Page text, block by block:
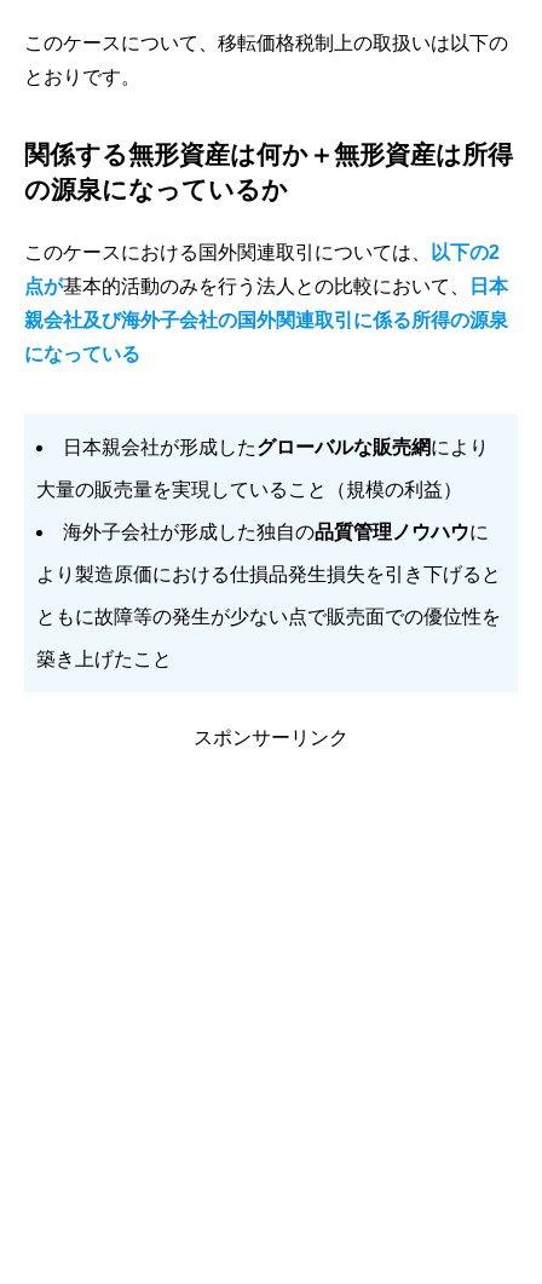
このケースについて、移転価格税制上の取扱いは以下の
とおりです。
関係する無形資産は何か＋無形資産は所得
の源泉になっているか
このケースにおける国外関連取引については、
以下の2
点が基本的活動のみを行う法人との比較において、
日本
親会社及び海外子会社の国外関連取引に係る所得の源泉
になっている
日本親会社が形成したグローバルな販売網により
大量の販売量を実現していること（規模の利益）
海外子会社が形成した独自の品質管理ノウハウに
より製造原価における仕損品発生損失を引き下げると
ともに故障等の発生が少ない点で販売面での優位性を
築き上げたこと
スポンサーリンク